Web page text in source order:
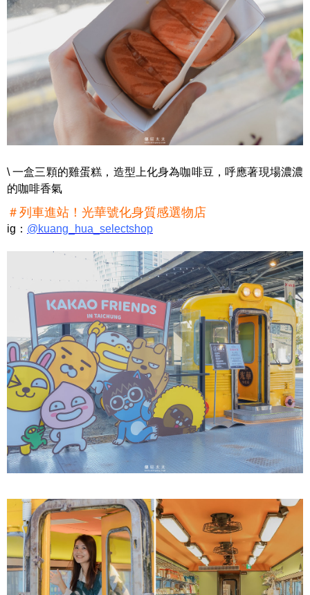
\ 一盒三顆的雞蛋糕，造型上化身為咖啡豆，呼應著現場濃濃
的咖啡香氣
＃列車進站！光華號化身質感選物店
ig： @kuang_hua_selectshop